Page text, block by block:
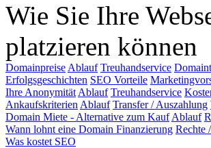
Wie Sie Ihre
platzieren können
Domainpreise Ablauf Treuhandservice
Erfolgsgeschichten SEO Vorteile
Ihre Anonymität Ablauf Treuhandservice
Ankaufskriterien Ablauf Transfer / Auszahlung
Domain Miete - Alternative zum Kauf Ablauf
Wann lohnt eine Domain Finanzierung Rechte
Was kostet SEO